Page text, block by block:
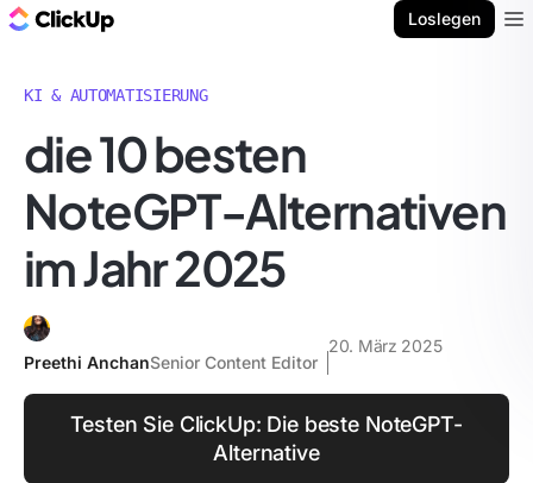
Loslegen
KI & AUTOMATISIERUNG
die 10 besten
NoteGPT-Alternativen
im Jahr 2025
Preethi AnchanSenior Content Editor
20. März 2025
Testen Sie ClickUp: Die beste NoteGPT-
Alternative